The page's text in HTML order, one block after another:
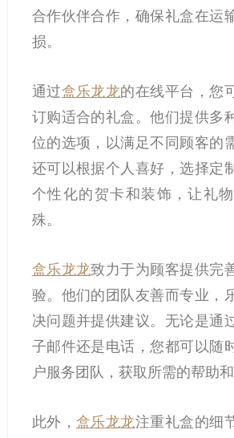
合作伙伴合作，确保礼盒在运
损。
通过盒乐龙龙的在线平台，您
订购适合的礼盒。他们提供多
位的选项，以满足不同顾客的
还可以根据个人喜好，选择定
个性化的贺卡和装饰，让礼
殊。
盒乐龙龙致力于为顾客提供完
验。他们的团队友善而专业，
决问题并提供建议。无论是通
子邮件还是电话，您都可以随
户服务团队，获取所需的帮助和
此外， 盒乐龙龙注重礼盒的细